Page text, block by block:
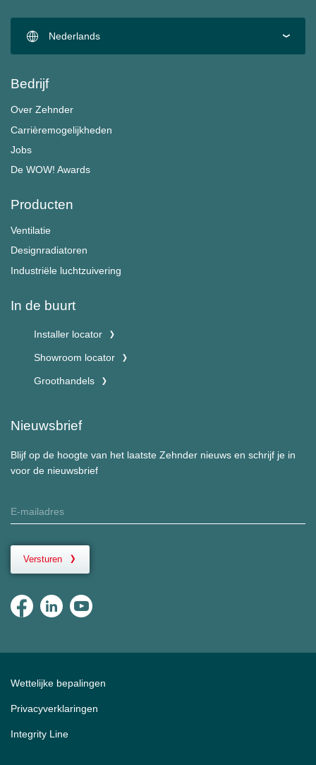
Nederlands
Bedrijf
Over Zehnder
Carrièremogelijkheden
Jobs
De WOW! Awards
Producten
Ventilatie
Designradiatoren
Industriële luchtzuivering
In de buurt
Installer locator
Showroom locator
Groothandels
Nieuwsbrief
Blijf op de hoogte van het laatste Zehnder nieuws en schrijf je in
voor de nieuwsbrief
Versturen
Wettelijke bepalingen
Privacyverklaringen
Integrity Line